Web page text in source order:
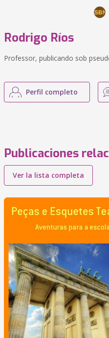
Rodrigo Ríos
Professor, publicando sob
Perfil completo
Publicaciones
Ver la lista completa